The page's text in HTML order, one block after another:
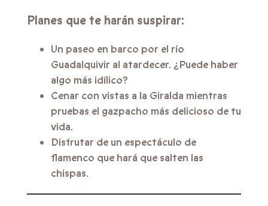
Planes que te harán suspirar:
Un paseo en barco por el río
Guadalquivir al atardecer. ¿Puede haber
algo más idílico?
Cenar con vistas a la Giralda mientras
pruebas el gazpacho más delicioso de tu
vida.
Disfrutar de un espectáculo de
flamenco que hará que salten las
chispas.